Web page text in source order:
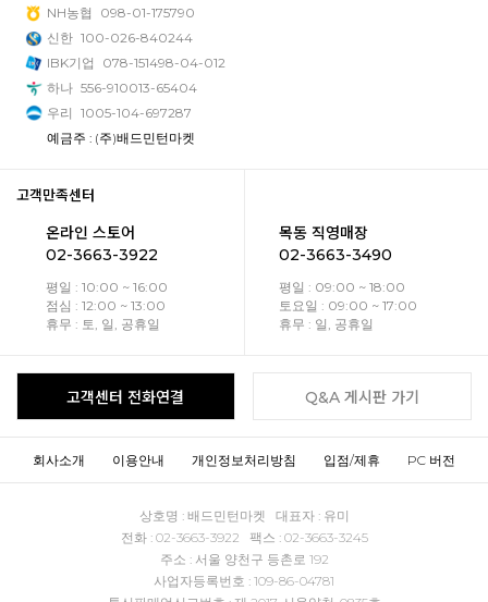
NH농협
098-01-175790
신한 100-026-840244
IBK기업
078-151498-04-012
하나 556-910013-65404
우리 1005-104-697287
예금주 : (주)배드민턴마켓
고객만족센터
온라인 스토어
02-3663-3922
평일 : 10:00 ~ 16:00
점심 : 12:00 ~ 13:00
휴무 : 토, 일, 공휴일
목동 직영매장
02-3663-3490
평일 : 09:00 ~ 18:00
토요일 : 09:00 ~ 17:00
휴무 : 일, 공휴일
고객센터 전화연결 Q&A 게시판 가기
회사소개 이용안내 개인정보처리방침 입점/제휴 PC 버전
상호명 : 배드민턴마켓 대표자 : 유미
전화 : 02-3663-3922 팩스 : 02-3663-3245
주소 : 서울 양천구 등촌로 192
사업자등록번호 : 109-86-04781